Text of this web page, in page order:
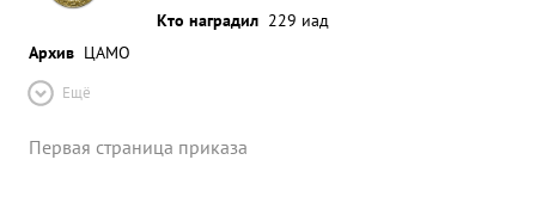
Кто наградил 229 иад
Архив ЦАМО
Ещё
Первая страница приказа